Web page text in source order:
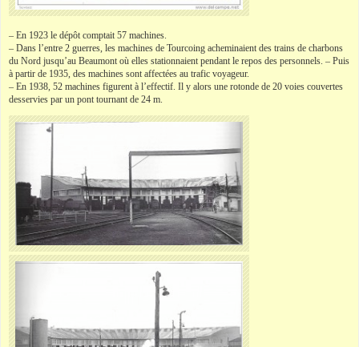
– En 1923 le dépôt comptait 57 machines.
– Dans l’entre 2 guerres, les machines de Tourcoing acheminaient des trains de charbons
du Nord jusqu’au Beaumont où elles stationnaient pendant le repos des personnels. – Puis
à partir de 1935, des machines sont affectées au trafic voyageur.
– En 1938, 52 machines figurent à l’effectif. Il y alors une rotonde de 20 voies couvertes
desservies par un pont tournant de 24 m.